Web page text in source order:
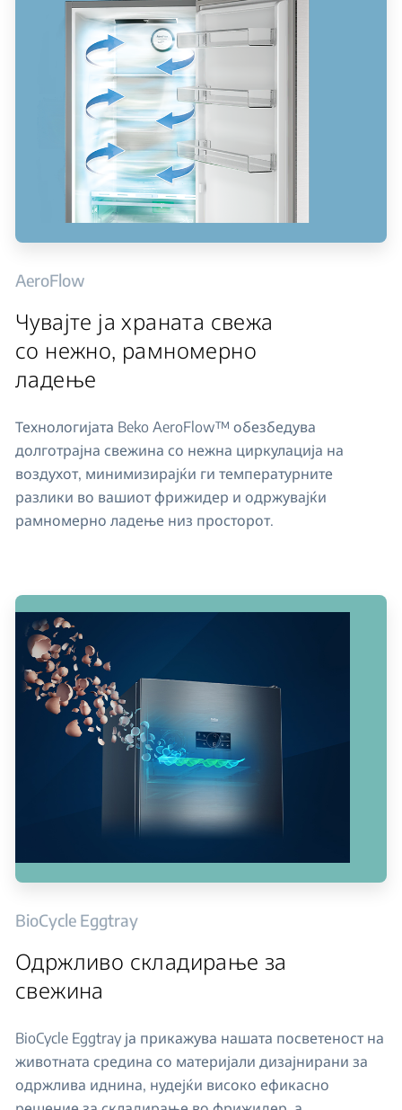
AeroFlow
Чувајте ја храната свежа
со нежно, рамномерно
ладење
Технологијата Beko AeroFlow™ обезбедува
долготрајна свежина со нежна циркулација на
воздухот, минимизирајќи ги температурните
разлики во вашиот фрижидер и одржувајќи
рамномерно ладење низ просторот.
BioCycle Eggtray
Одржливо складирање за
свежина
BioCycle Eggtray ја прикажува нашата посветеност на
животната средина со материјали дизајнирани за
одржлива иднина, нудејќи високо ефикасно